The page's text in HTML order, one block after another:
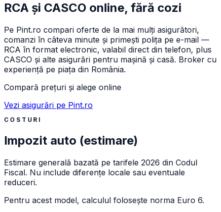
RCA și CASCO online, fără cozi
Pe Pint.ro compari oferte de la mai mulți asigurători,
comanzi în câteva minute și primești polița pe e-mail —
RCA în format electronic, valabil direct din telefon, plus
CASCO și alte asigurări pentru mașină și casă. Broker cu
experiență pe piața din România.
Compară prețuri și alege online
Vezi asigurări pe Pint.ro
COSTURI
Impozit auto (estimare)
Estimare generală bazată pe tarifele 2026 din Codul
Fiscal. Nu include diferențe locale sau eventuale
reduceri.
Pentru acest model, calculul folosește norma Euro 6.